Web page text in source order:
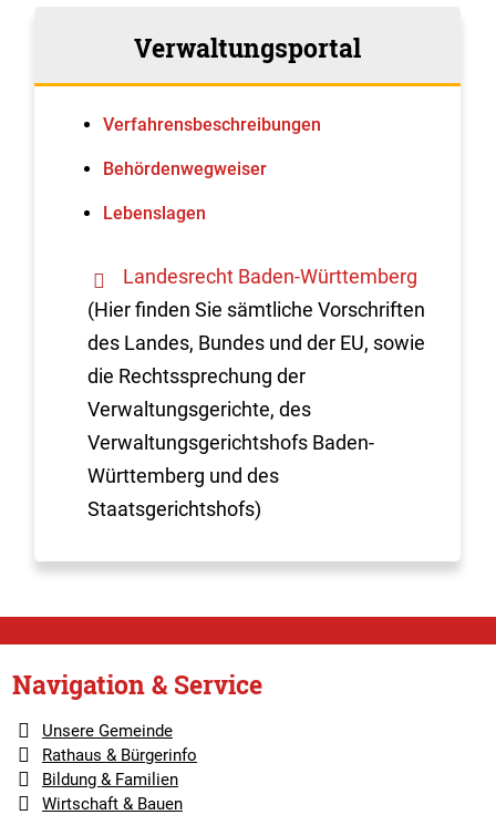
Verwaltungsportal
Verfahrens­beschreibungen
Behördenwegweiser
Lebenslagen
Landesrecht Baden-Württemberg
(Hier finden Sie sämtliche Vorschriften
des Landes, Bundes und der EU, sowie
die Rechtssprechung der
Verwaltungsgerichte, des
Verwaltungsgerichtshofs Baden-
Württemberg und des
Staatsgerichtshofs)
Navigation & Service
Unsere Gemeinde
Rathaus & Bürgerinfo
Bildung & Familien
Wirtschaft & Bauen